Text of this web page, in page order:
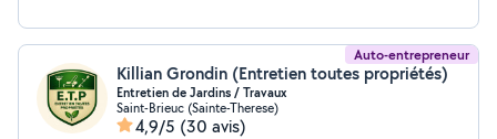
Auto-entrepreneur
Killian Grondin (Entretien toutes propriétés)
Entretien de Jardins / Travaux
Saint-Brieuc (Sainte-Therese)
4,9/5 (30 avis)